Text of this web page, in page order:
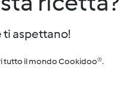
ti aspettano!
tutto il mondo Cookidoo®.